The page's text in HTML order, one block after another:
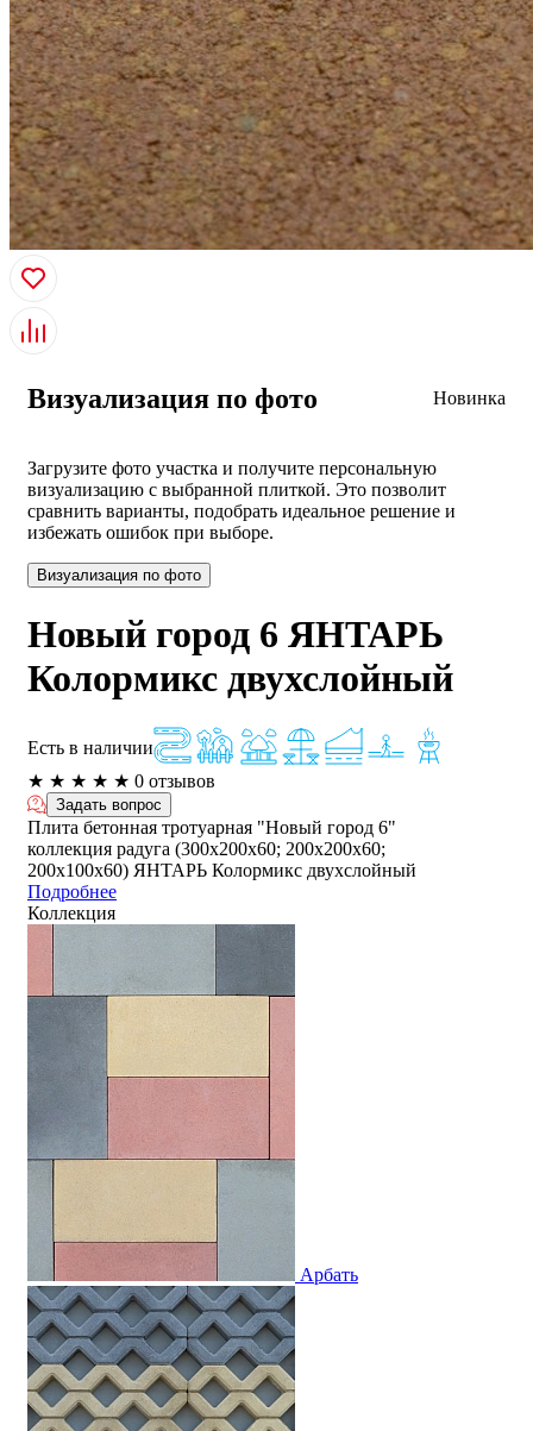
Визуализация по фото Новинка
Загрузите фото участка и получите персональную
визуализацию с выбранной плиткой. Это позволит
сравнить варианты, подобрать идеальное решение и
избежать ошибок при выборе.
Визуализация по фото
Новый город 6 ЯНТАРЬ
Колормикс двухслойный
Есть в наличии
★ ★ ★ ★ ★ 0 отзывов
Задать вопрос
Плита бетонная тротуарная "Новый город 6"
коллекция радуга (300х200х60; 200х200х60;
200х100х60) ЯНТАРЬ Колормикс двухслойный
Подробнее
Коллекция
Арбать